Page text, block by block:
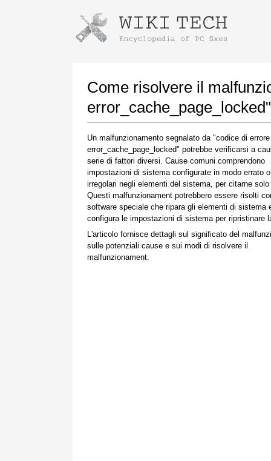
Come risolvere il
error_cache_page_locked"
Un malfunzionamento segnalato da "codice di errore
error_cache_page_locked" potrebbe verificarsi a
serie di fattori diversi. Cause comuni comprendono
impostazioni di sistema configurate in modo errato
irregolari negli elementi del sistema, per citarne
Questi malfunzionament potrebbero essere risolti
software speciale che ripara gli elementi di sistema
configura le impostazioni di sistema per ripristinare
L'articolo fornisce dettagli sul significato del
sulle potenziali cause e sui modi di risolvere il
malfunzionament.
Istruzioni per il download con
Una volta completato il download, fare clic sul
collegamento al file scaricato